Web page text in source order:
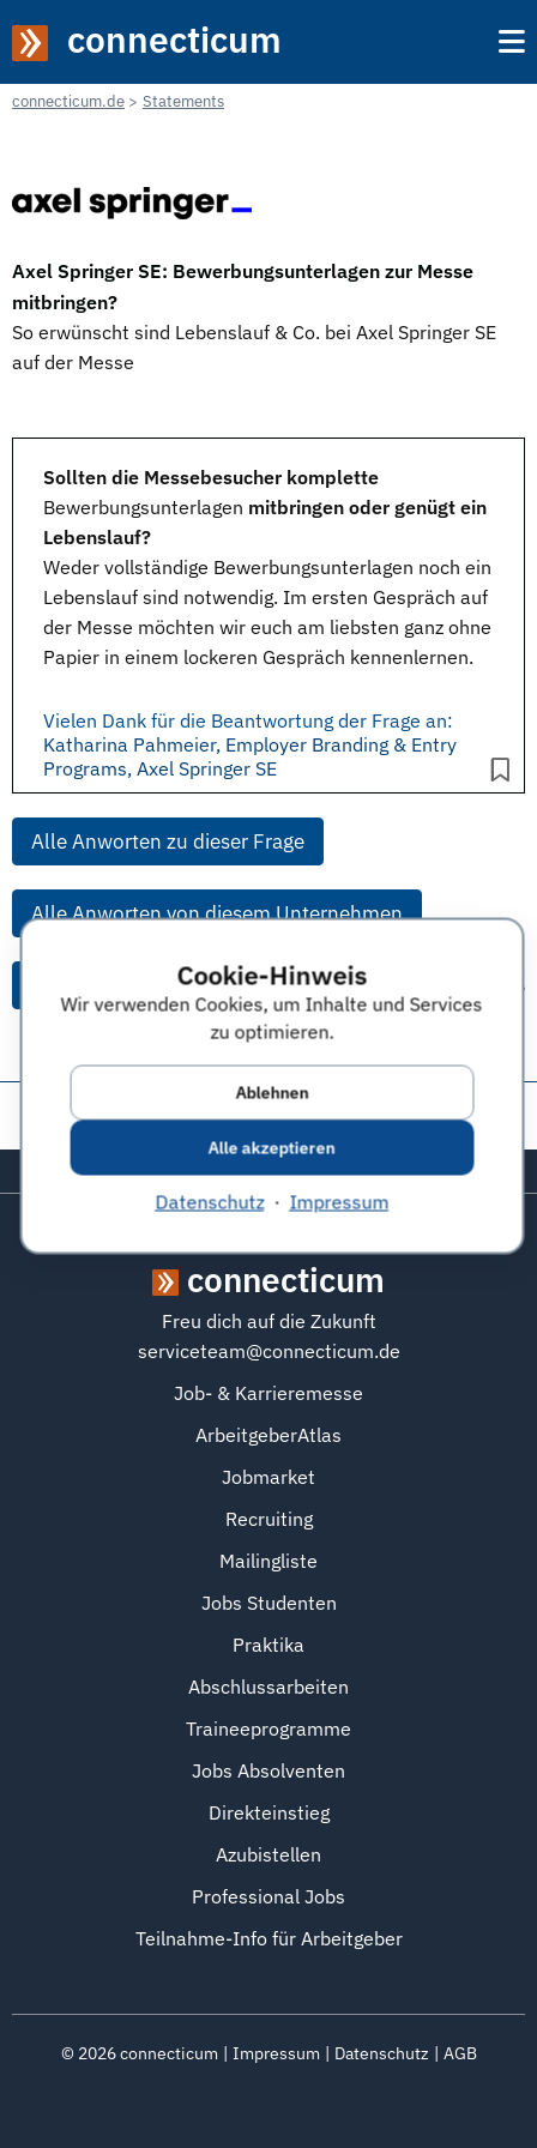
Cookie-Hinweis
Wir verwenden Cookies, um Inhalte und Services
zu optimieren.
Ablehnen
Alle akzeptieren
Datenschutz· Impressum
connecticum
connecticum.de Statements
Axel Springer SE: Bewerbungsunterlagen zur Messe
mitbringen?
So erwünscht sind Lebenslauf & Co. bei Axel Springer SE
auf der Messe
Sollten die Messebesucher komplette
Bewerbungsunterlagen mitbringen oder genügt ein
Lebenslauf?
Weder vollständige Bewerbungsunterlagen noch ein
Lebenslauf sind notwendig. Im ersten Gespräch auf
der Messe möchten wir euch am liebsten ganz ohne
Papier in einem lockeren Gespräch kennenlernen.
Vielen Dank für die Beantwortung der Frage an:
Katharina Pahmeier, Employer Branding & Entry
Programs, Axel Springer SE
Alle Anworten zu dieser Frage
Alle Anworten von diesem Unternehmen
Alle Themen & Expertentipps
Zurück zum Seitenanfang
connecticum
Freu dich auf die Zukunft
serviceteam@connecticum.de
Job- & Karrieremesse
ArbeitgeberAtlas
Jobmarket
Recruiting
Mailingliste
Jobs Studenten
Praktika
Abschlussarbeiten
Traineeprogramme
Jobs Absolventen
Direkteinstieg
Azubistellen
Professional Jobs
Teilnahme-Info für Arbeitgeber
© 2026connecticum Impressum Datenschutz AGB